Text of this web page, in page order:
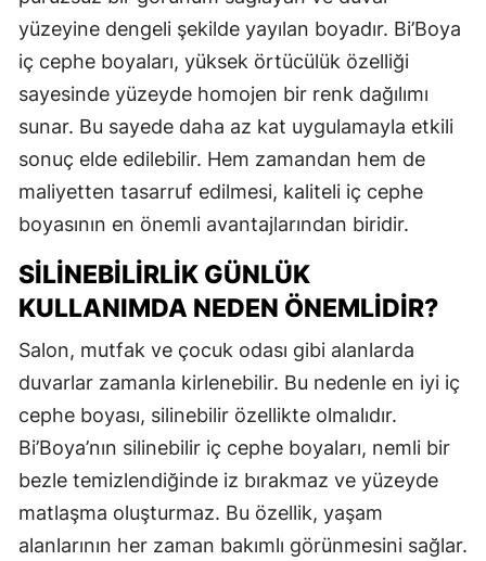
yüzeyine dengeli şekilde yayılan boyadır. Bi’Boya
iç cephe boyaları, yüksek örtücülük özelliği
sayesinde yüzeyde homojen bir renk dağılımı
sunar. Bu sayede daha az kat uygulamayla etkili
sonuç elde edilebilir. Hem zamandan hem de
maliyetten tasarruf edilmesi, kaliteli iç cephe
boyasının en önemli avantajlarından biridir.
SILINEBILIRLIK GÜNLÜK
KULLANIMDA NEDEN ÖNEMLIDIR?
Salon, mutfak ve çocuk odası gibi alanlarda
duvarlar zamanla kirlenebilir. Bu nedenle en iyi iç
cephe boyası, silinebilir özellikte olmalıdır.
Bi’Boya’nın silinebilir iç cephe boyaları, nemli bir
bezle temizlendiğinde iz bırakmaz ve yüzeyde
matlaşma oluşturmaz. Bu özellik, yaşam
alanlarının her zaman bakımlı görünmesini sağlar.